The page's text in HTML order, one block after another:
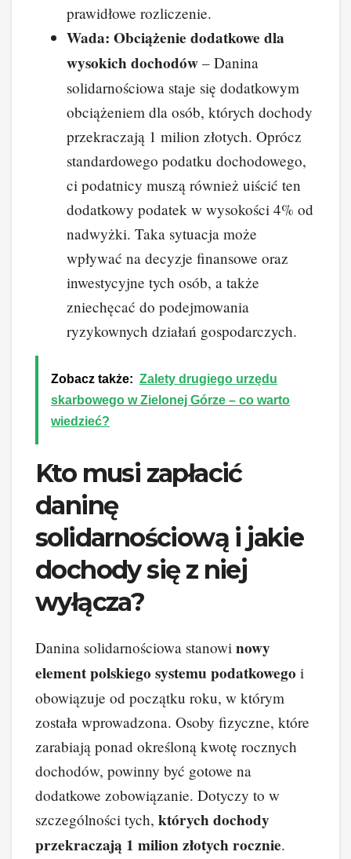
prawidłowe rozliczenie.
Wada: Obciążenie dodatkowe dla
wysokich dochodów – Danina
solidarnościowa staje się dodatkowym
obciążeniem dla osób, których dochody
przekraczają 1 milion złotych. Oprócz
standardowego podatku dochodowego,
ci podatnicy muszą również uiścić ten
dodatkowy podatek w wysokości 4% od
nadwyżki. Taka sytuacja może
wpływać na decyzje finansowe oraz
inwestycyjne tych osób, a także
zniechęcać do podejmowania
ryzykownych działań gospodarczych.
Zobacz także: Zalety drugiego urzędu
skarbowego w Zielonej Górze – co warto
wiedzieć?
Kto musi zapłacić
daninę
solidarnościową i jakie
dochody się z niej
wyłącza?
Danina solidarnościowa stanowi nowy
element polskiego systemu podatkowego i
obowiązuje od początku roku, w którym
została wprowadzona. Osoby fizyczne, które
zarabiają ponad określoną kwotę rocznych
dochodów, powinny być gotowe na
dodatkowe zobowiązanie. Dotyczy to w
szczególności tych, których dochody
przekraczają 1 milion złotych rocznie.